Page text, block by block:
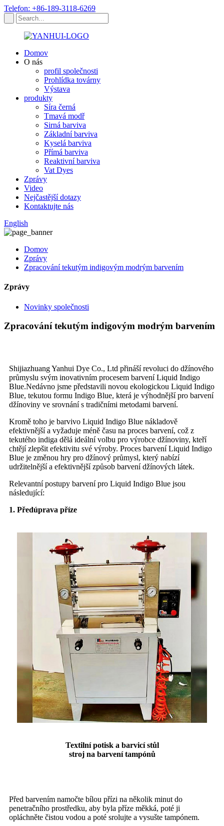
Telefon: +86-189-3118-6269
Domov
O nás
profil společnosti
Prohlídka továrny
Výstava
produkty
Síra černá
Tmavá modř
Sirná barviva
Základní barviva
Kyselá barviva
Přímá barviva
Reaktivní barviva
Vat Dyes
Zprávy
Video
Nejčastější dotazy
Kontaktujte nás
English
Domov
Zprávy
Zpracování tekutým indigovým modrým barvením
Zprávy
Novinky společnosti
Zpracování tekutým indigovým modrým barvením
Shijiazhuang Yanhui Dye Co., Ltd přináší revoluci do džínového
průmyslu svým inovativním procesem barvení Liquid Indigo
Blue.Nedávno jsme představili novou ekologickou Liquid Indigo
Blue, tekutou formu Indigo Blue, která je výhodnější pro barvení
džínoviny ve srovnání s tradičními metodami barvení.
Kromě toho je barvivo Liquid Indigo Blue nákladově
efektivnější a vyžaduje méně času na proces barvení, což z
tekutého indiga dělá ideální volbu pro výrobce džínoviny, kteří
chtějí zlepšit efektivitu své výroby. Proces barvení Liquid Indigo
Blue je změnou hry pro džínový průmysl, který nabízí
udržitelnější a efektivnější způsob barvení džínových látek.
Relevantní postupy barvení pro Liquid Indigo Blue jsou
následující:
1. Předúprava příze
Textilní potisk a barvicí stůl
stroj na barvení tampónů
Před barvením namočte bílou přízi na několik minut do
penetračního prostředku, aby byla příze měkká, poté ji
opláchněte čistou vodou a poté srolujte a vysušte tampónem.